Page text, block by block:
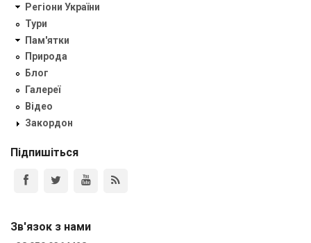
Регіони України
Тури
Пам'ятки
Природа
Блог
Галереї
Відео
Закордон
Підпишіться
Зв'язок з нами